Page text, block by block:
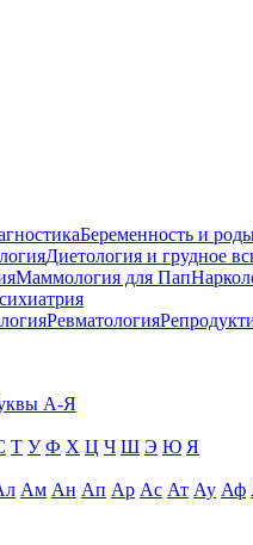
Беременность и
Диетология и грудное
Маммология для Пап
Ревматология
А-Я
Т У Ф Х Ц Ч Ш Э Ю Я
Ам Ан Ап Ар Ас Ат Ау Аф